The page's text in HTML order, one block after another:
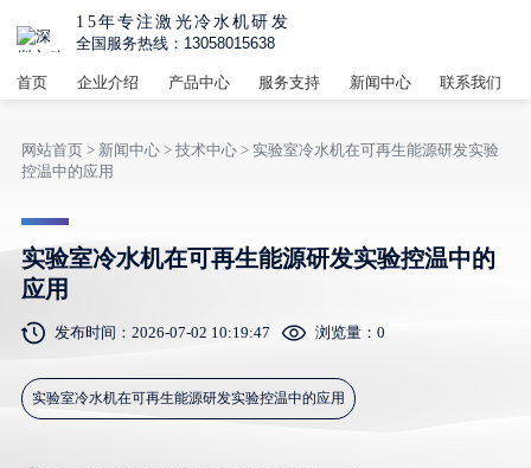
15年专注激光冷水机研发
全国服务热线：13058015638
首页 企业介绍 产品中心 服务支持 新闻中心 联系我们
网站首页> 新闻中心> 技术中心> 实验室冷水机在可再生能源研发实验
控温中的应用
实验室冷水机在可再生能源研发实验控温中的
应用
发布时间：2026-07-02 10:19:47 浏览量： 0
实验室冷水机在可再生能源研发实验控温中的应用